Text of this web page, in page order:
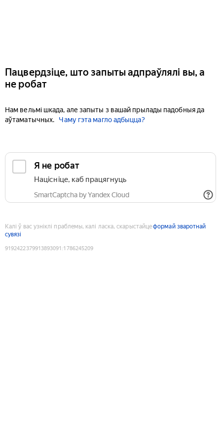
Пацвердзіце, што запыты адпраўлялі вы, а
не робат
Нам вельмі шкада, але запыты з вашай прылады падобныя да
аўтаматычных.
Чаму гэта магло адбыцца?
Я не робат
Націсніце, каб працягнуць
SmartCaptcha by Yandex Cloud
Калі ў вас узніклі праблемы, калі ласка, скарыстайцеформай зваротнай
сувязі
9192422379913893091 :1786245209